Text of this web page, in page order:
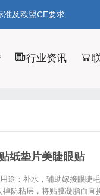
准及欧盟CE要求
行业资讯
纸垫片美睫眼贴
途：补水，辅助嫁接眼睫
防粘层，将贴膜凝脂面直